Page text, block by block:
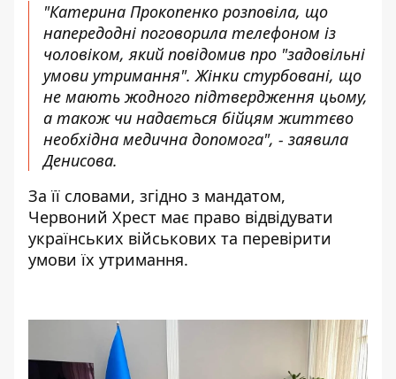
"Катерина Прокопенко розповіла, що
напередодні поговорила телефоном із
чоловіком, який повідомив про "задовільні
умови утримання". Жінки стурбовані, що
не мають жодного підтвердження цьому,
а також чи надається бійцям життєво
необхідна медична допомога", - заявила
Денисова.
За її словами, згідно з мандатом,
Червоний Хрест має право відвідувати
українських військових та перевірити
умови їх утримання.